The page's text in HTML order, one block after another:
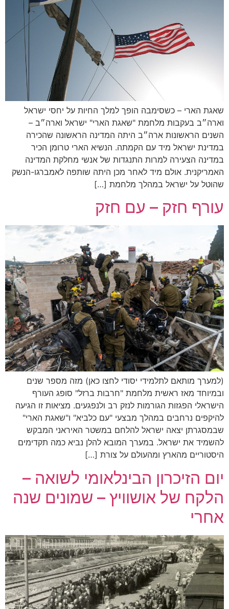
שאגת הארי – כשסימבה הופך למלך החיות על יחסי ישראל
וארה״ב בעקבות מלחמת "שאגת הארי" ישראל וארה״ב –
השנים הראשונות ארה״ב היתה המדינה הראשונה שהכירה
במדינת ישראל מיד עם הקמתה. הנשיא הארי טרומן הכיר
במדינה הצעירה למרות התנגדות של אנשי מחלקת המדינה
האמריקנית. אולם מיד לאחר מכן היתה שותפה לאמברגו-הנשק
שהוטל על ישראל במהלך מלחמת […]
עורף חזק – עם חזק
(למערך מותאם לתלמידי יסודי לחצו כאן) מזה מספר שנים
ובמיוחד מאז ראשית מלחמת "חרבות ברזל" סופג העורף
הישראלי הפגזות הגורמות לנזק רב ולנפגעים. מציאות זו הגיעה
להיקפים נרחבים במהלך מבצעי "עם כלביא" ו"שאגת הארי"
שבמסגרתן יצאה ישראל להלחם במשטר האיראני המבקש
להשמיד את ישראל. במערך המובא להלן נביא כמה תקדימים
היסטוריים מהארץ ומהעולם על צורת […]
יום הזיכרון הבינלאומי לשואה –
הלקח של אושוויץ – שמונים שנה
אחרי